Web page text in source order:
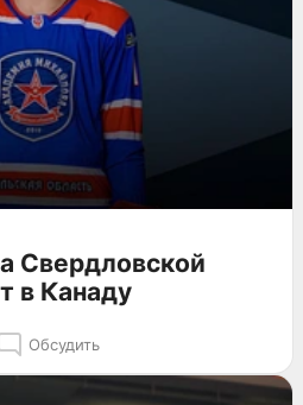
Свердловской
в Канаду
Обсудить